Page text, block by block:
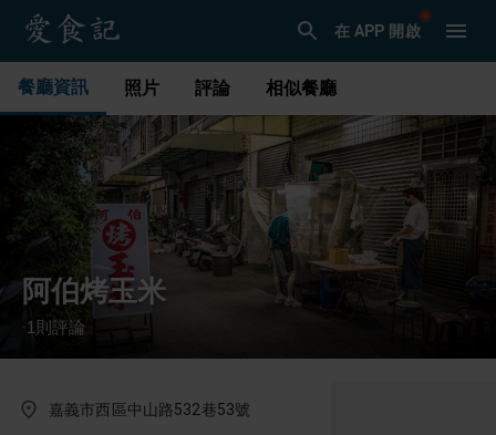
在 APP 開啟
餐廳資訊 照片 評論 相似餐廳
阿伯烤玉米
·1 則評論
嘉義市西區中山路532巷53號